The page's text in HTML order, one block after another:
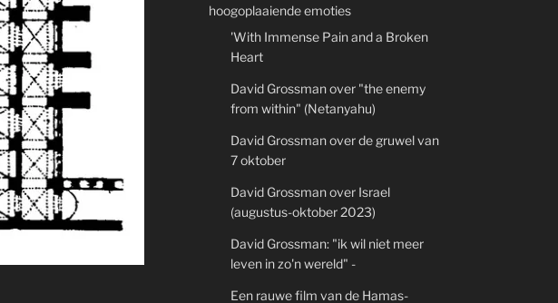
hoogoplaaiende emoties
'With Immense Pain and a Broken
Heart
David Grossman over "the enemy
from within" (Netanyahu)
David Grossman over de gruwel van
7 oktober
David Grossman over Israel
(augustus-oktober 2023)
David Grossman: "ik wil niet meer
leven in zo'n wereld" -
Een rauwe film van de Hamas-